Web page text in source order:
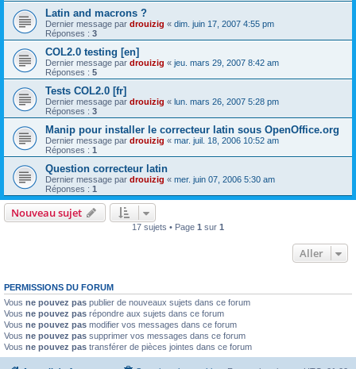
Latin and macrons ?
Dernier message par drouizig « dim. juin 17, 2007 4:55 pm
Réponses : 3
COL2.0 testing [en]
Dernier message par drouizig « jeu. mars 29, 2007 8:42 am
Réponses : 5
Tests COL2.0 [fr]
Dernier message par drouizig « lun. mars 26, 2007 5:28 pm
Réponses : 3
Manip pour installer le correcteur latin sous OpenOffice.org
Dernier message par drouizig « mar. juil. 18, 2006 10:52 am
Réponses : 1
Question correcteur latin
Dernier message par drouizig « mer. juin 07, 2006 5:30 am
Réponses : 1
Nouveau sujet
17 sujets • Page 1 sur 1
Aller
PERMISSIONS DU FORUM
Vous ne pouvez pas publier de nouveaux sujets dans ce forum
Vous ne pouvez pas répondre aux sujets dans ce forum
Vous ne pouvez pas modifier vos messages dans ce forum
Vous ne pouvez pas supprimer vos messages dans ce forum
Vous ne pouvez pas transférer de pièces jointes dans ce forum